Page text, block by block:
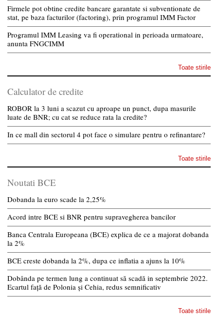
Firmele pot obtine credite bancare garantate si subventionate de
stat, pe baza facturilor (factoring), prin programul IMM Factor
Programul IMM Leasing va fi operational in perioada urmatoare,
anunta FNGCIMM
Toate stirile
Calculator de credite
ROBOR la 3 luni a scazut cu aproape un punct, dupa masurile
luate de BNR; cu cat se reduce rata la credite?
In ce mall din sectorul 4 pot face o simulare pentru o refinantare?
Toate stirile
Noutati BCE
Dobanda la euro scade la 2,25%
Acord intre BCE si BNR pentru supravegherea bancilor
Banca Centrala Europeana (BCE) explica de ce a majorat dobanda
la 2%
BCE creste dobanda la 2%, dupa ce inflatia a ajuns la 10%
Dobânda pe termen lung a continuat să scadă in septembrie 2022.
Ecartul față de Polonia și Cehia, redus semnificativ
Toate stirile